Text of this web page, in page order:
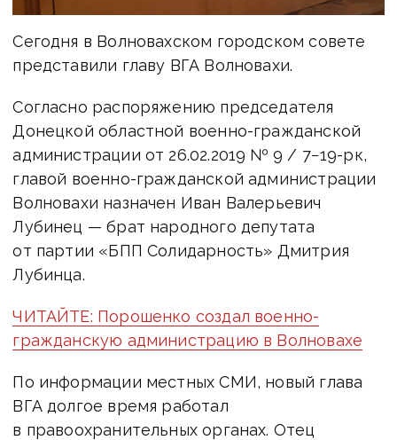
Сегодня в Волновахском городском совете
представили главу ВГА Волновахи.
Согласно распоряжению председателя
Донецкой областной военно-гражданской
администрации от 26.02.2019 № 9 / 7−19-рк,
главой военно-гражданской администрации
Волновахи назначен Иван Валерьевич
Лубинец — брат народного депутата
от партии «БПП Солидарность» Дмитрия
Лубинца.
ЧИТАЙТЕ: Порошенко создал военно-
гражданскую администрацию в Волновахе
По информации местных СМИ, новый глава
ВГА долгое время работал
в правоохранительных органах. Отец